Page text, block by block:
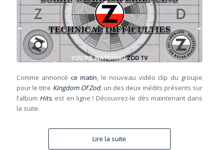
Comme annoncé ce matin, le nouveau vidéo clip du groupe
pour le titre Kingdom Of Zod, un des deux inédits présents sur
l’album Hits, est en ligne ! Découvrez-le dès maintenant dans
la suite.
Lire la suite